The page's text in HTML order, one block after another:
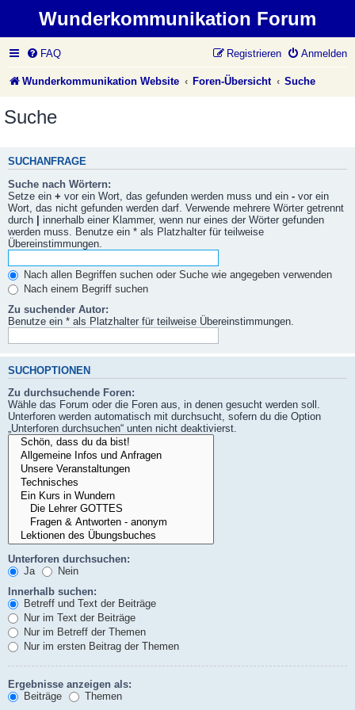
Wunderkommunikation Forum
FAQ Anmelden
Registrieren
Wunderkommunikation Website Foren-Übersicht Suche
Suche
SUCHANFRAGE
Suche nach Wörtern:
Setze ein + vor ein Wort, das gefunden werden muss und ein - vor ein
Wort, das nicht gefunden werden darf. Verwende mehrere Wörter getrennt
durch | innerhalb einer Klammer, wenn nur eines der Wörter gefunden
werden muss. Benutze ein * als Platzhalter für teilweise
Übereinstimmungen.
Nach allen Begriffen suchen oder Suche wie angegeben verwenden
Nach einem Begriff suchen
Zu suchender Autor:
Benutze ein * als Platzhalter für teilweise Übereinstimmungen.
SUCHOPTIONEN
Zu durchsuchende Foren:
Wähle das Forum oder die Foren aus, in denen gesucht werden soll.
Unterforen werden automatisch mit durchsucht, sofern du die Option
„Unterforen durchsuchen“ unten nicht deaktivierst.
Unterforen durchsuchen:
Ja
Nein
Innerhalb suchen:
Betreff und Text der Beiträge
Nur im Text der Beiträge
Nur im Betreff der Themen
Nur im ersten Beitrag der Themen
Ergebnisse anzeigen als:
Beiträge
Themen